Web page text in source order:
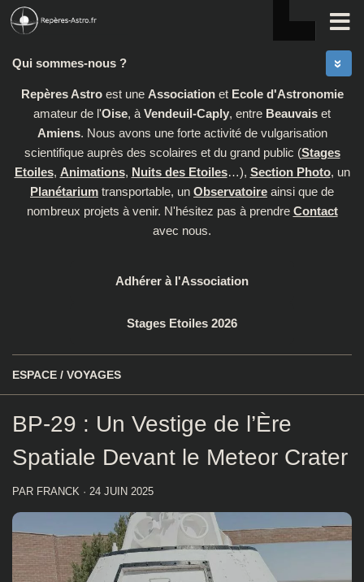
Skip to content
Qui sommes-nous ?
Repères Astroest une Associationet Ecole d'Astronomie
amateur de l'Oise, à Vendeuil-Caply, entre Beauvais et
Amiens. Nous avons une forte activité de vulgarisation
scientifique auprès des scolaires et du grand public (Stages
Etoiles, Animations, Nuits des Etoiles…), Section Photo, un
Planétarium transportable, un Observatoire ainsi que de
nombreux projets à venir. N'hésitez pas à prendre Contact
avec nous.
Adhérer à l'Association
Stages Etoiles 2026
ESPACE / VOYAGES
BP-29 : Un Vestige de l’Ère
Spatiale Devant le Meteor Crater
PAR FRANCK · 24 JUIN 2025